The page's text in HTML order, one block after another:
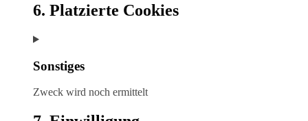
6. Platzierte Cookies
Sonstiges
Zweck wird noch ermittelt
Consent